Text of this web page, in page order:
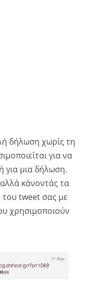
δήλωση χωρίς τη
για να
για μια δήλωση.
κάνοντάς τα
του tweet σας με
χρησιμοποιούν